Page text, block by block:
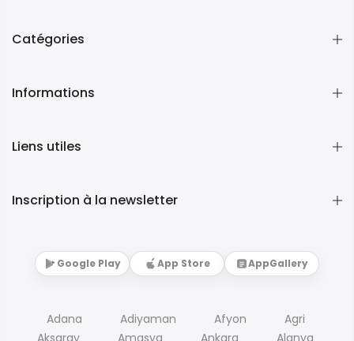
Catégories
Informations
Liens utiles
Inscription à la newsletter
Google Play App Store AppGallery
Adana Adiyaman Afyon
Agri